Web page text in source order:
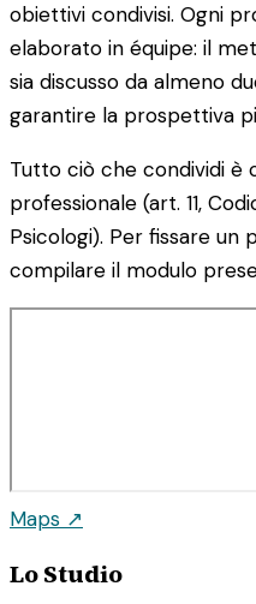
obiettivi condivisi. Ogni
elaborato in équipe: il
sia discusso da almeno
garantire la prospettiva
Tutto ciò che condividi è
professionale (art. 11,
Psicologi). Per fissare
compilare il modulo
Maps ↗
Lo Studio